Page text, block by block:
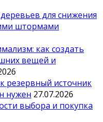
для снижения
штормами
как создать
вещей и
резервный источник
нужен 27.07.2026
выбора и покупка